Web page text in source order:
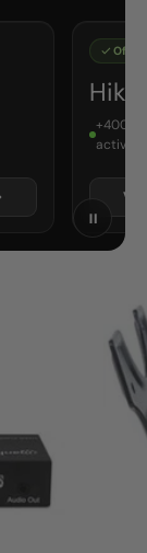
Oficial
+400
activos
Ver